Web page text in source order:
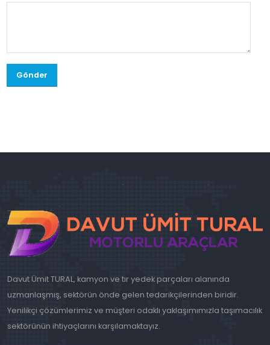
Gönder
Davut Ümit TURAL, kamyon ve tır yedek parçaları alanında
uzmanlaşmış, sektörün önde gelen tedarikçilerinden biridir.
Yenilikçi çözümlerimiz ve müşteri odaklı yaklaşımımızla taşımacılık
sektörünün ihtiyaçlarını karşılamaktayız.